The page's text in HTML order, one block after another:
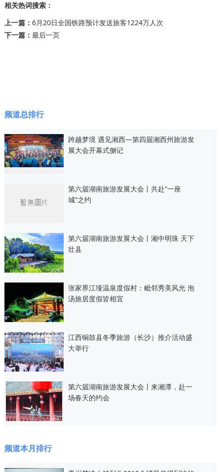
相关热词搜索：
上一篇： 6月20日全国铁路预计发送旅客1224万人次
下一篇： 最后一页
频道总排行
跨越梦境 遇见湘西—第四届湘西州旅游发
展大会开幕式侧记
第六届湖南旅游发展大会丨共赴“一座
城”之约
第六届湖南旅游发展大会丨湘中明珠 天下
壮县
张家界江垭温泉度假村：毗邻秀美风光 泡
汤旅居度假皆相宜
江西铜鼓县冬季旅游（长沙）推介活动盛
大举行
第六届湖南旅游发展大会丨来湘潭，赴一
场春天的约会
频道本月排行